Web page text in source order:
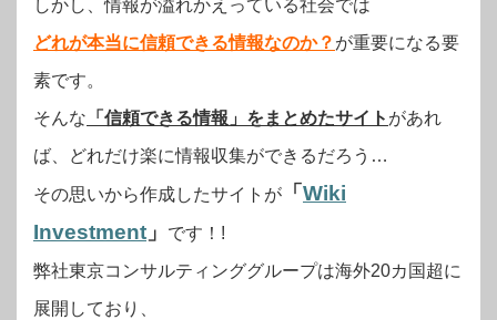
しかし、情報が溢れかえっている社会では
どれが本当に信頼できる情報なのか？ が重要になる要
素です。
そんな 「信頼できる情報」をまとめたサイト があれ
ば、どれだけ楽に情報収集ができるだろう…
その思いから作成したサイトが 「 Wiki
Investment 」
です！!
弊社東京コンサルティンググループは海外20カ国超に
展開しており、